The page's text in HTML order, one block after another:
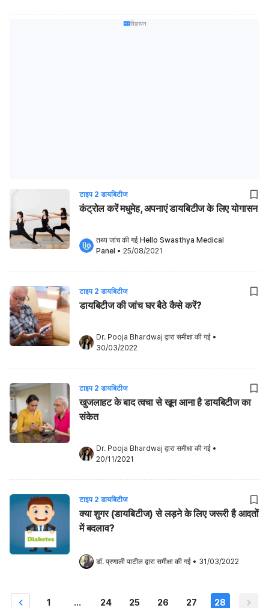
विज्ञापन
टाइप 2 डायबिटीज
कंट्रोल करें मधुमेह, अपनाएं डायबिटीज के लिए योगासन
तथ्य जांच की गई Hello Swasthya Medical
Panel • 25/08/2021
टाइप 2 डायबिटीज
डायबिटीज की जांच घर बैठे कैसे करें?
Dr. Pooja Bhardwaj द्वारा समीक्षा की गई •
30/03/2022
टाइप 2 डायबिटीज
खुजलाहट के बाद त्वचा से खून आना है डायबिटीज का
संकेत
Dr. Pooja Bhardwaj द्वारा समीक्षा की गई •
20/11/2021
टाइप 2 डायबिटीज
क्या शुगर (डायबिटीज) से लड़ने के लिए जरूरी है आदतों
में बदलाव?
डॉ. प्रणाली पाटील द्वारा समीक्षा की गई • 31/03/2022
1 ... 24 25 26 27 28